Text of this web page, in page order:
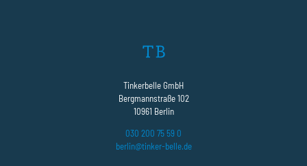
Tinkerbelle GmbH
Bergmannstraße 102
10961 Berlin
030 200 75 59 0
berlin@tinker-belle.de